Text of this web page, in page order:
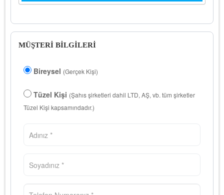
MÜŞTERİ BİLGİLERİ
Bireysel (Gerçek Kişi)
Tüzel Kişi (Şahıs şirketleri dahil LTD, AŞ, vb. tüm şirketler
Tüzel Kişi kapsamındadır.)